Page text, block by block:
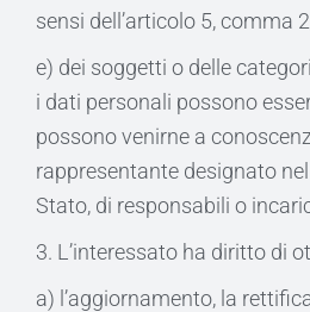
sensi dell’articolo 5, comma
e) dei soggetti o delle
i dati personali possono
possono venirne a
rappresentante designato
Stato, di responsabili o
3. L’interessato ha diritto di
a) l’aggiornamento, la